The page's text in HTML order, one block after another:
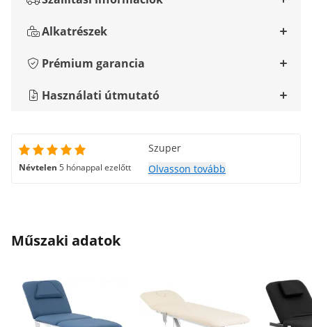
Alkatrészek
Prémium garancia
Használati útmutató
Névtelen 5 hónappal ezelőtt
Szuper
Olvasson tovább
Műszaki adatok